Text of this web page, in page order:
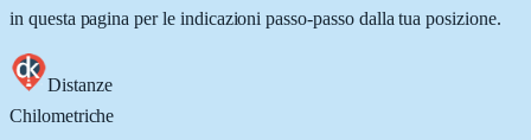
in questa pagina per le indicazioni passo-passo dalla tua posizione.
Distanze
Chilometriche